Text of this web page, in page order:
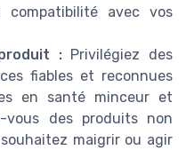
avec vos
:Privilégiez des
fiables et reconnues
en santé minceur et
vous des produits non
maigrir ou agir